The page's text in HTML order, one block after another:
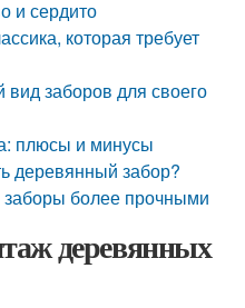
и сердито
которая требует
заборов для своего
плюсы и минусы
деревянный забор?
заборы более прочными
деревянных